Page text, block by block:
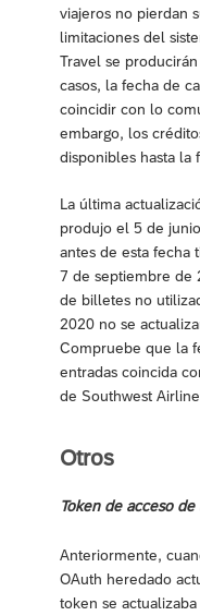
viajeros no pierdan
limitaciones del
Travel se
casos, la fecha de
coincidir con lo
embargo, los
disponibles hasta la
La última
produjo el 5 de
antes de esta fecha
7 de septiembre de
de billetes no
2020 no se
Compruebe que la
entradas coincida
de Southwest
Otros
Token de acceso
Anteriormente,
OAuth heredado
token se